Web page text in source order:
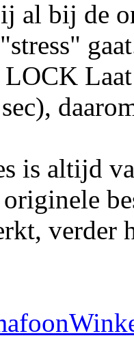
al bij de
Laat
is altijd
verder